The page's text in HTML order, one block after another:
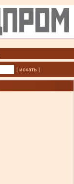
| искать |